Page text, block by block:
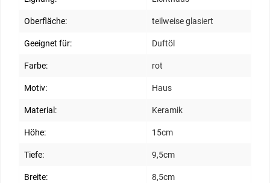
Oberfläche: teilweise glasiert
Geeignet für: Duftöl
Farbe: rot
Motiv: Haus
Material: Keramik
Höhe: 15cm
Tiefe: 9,5cm
Breite: 8,5cm